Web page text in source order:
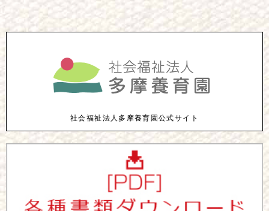
社会福祉法人多摩養育園公式サイト